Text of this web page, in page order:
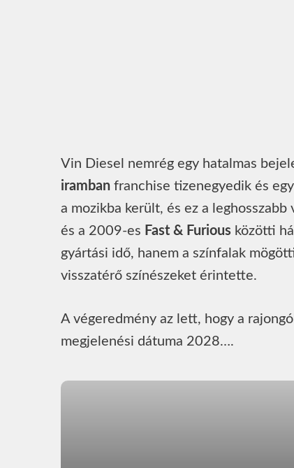
Vin Diesel nemrég egy hatalmas
iramban franchise tizenegyedik és
a mozikba került, és ez a
és a 2009-es Fast & Furious közötti
gyártási idő, hanem a színfalak
visszatérő színészeket érintette.
A végeredmény az lett, hogy a
megjelenési dátuma 2028….